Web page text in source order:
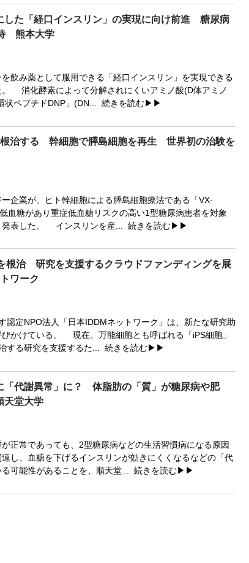
した「経口インスリン」の実現に向け前進 糖尿病
熊本大学
飲み薬として服用できる「経口インスリン」を実現できる
。 消化酵素によって分解されにくいアミノ酸(D体アミノ
状ペプチドDNP」(DN... 続きを読む▶▶
根治する 幹細胞で膵島細胞を再生 世界初の治験を
企業が、ヒト幹細胞による膵島細胞療法である「VX-
血糖があり重症低血糖リスクの高い1型糖尿病患者を対象
発表した。 インスリンを産... 続きを読む▶▶
根治 研究を支援するクラウドファンディングを展
ワーク
認定NPO法人「日本IDDMネットワーク」は、新たな研究助
かけている。 現在、万能細胞とも呼ばれる「iPS細胞」
する研究を支援するた... 続きを読む▶▶
「代謝異常」に？ 体脂肪の「質」が糖尿病や肥
堂大学
正常であっても、2型糖尿病などの生活習慣病になる原因
し、血糖を下げるインスリンが効きにくくなるなどの「代
可能性があることを、順天堂... 続きを読む▶▶